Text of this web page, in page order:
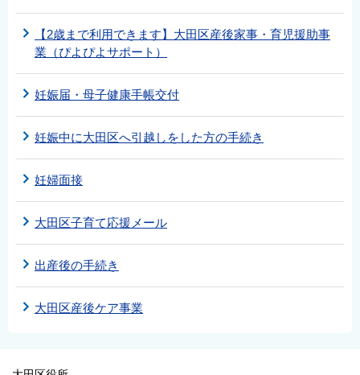
【2歳まで利用できます】大田区産後家事・育児援助事
業（ぴよぴよサポート）
妊娠届・母子健康手帳交付
妊娠中に大田区へ引越しをした方の手続き
妊婦面接
大田区子育て応援メール
出産後の手続き
大田区産後ケア事業